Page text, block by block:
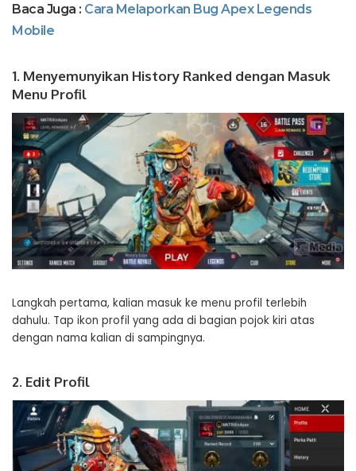
Baca Juga : Cara Melaporkan Bug Apex Legends
Mobile
1. Menyemunyikan History Ranked dengan Masuk
Menu Profil
Langkah pertama, kalian masuk ke menu profil terlebih
dahulu. Tap ikon profil yang ada di bagian pojok kiri atas
dengan nama kalian di sampingnya.
2. Edit Profil